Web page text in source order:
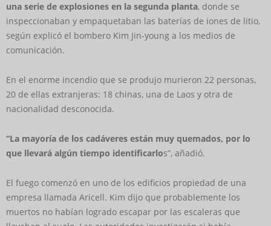
una serie de explosiones en la segunda planta, donde se
inspeccionaban y empaquetaban las baterías de iones de litio,
según explicó el bombero Kim Jin-young a los medios de
comunicación.
En el enorme incendio que se produjo murieron 22 personas,
20 de ellas extranjeras: 18 chinas, una de Laos y otra de
nacionalidad desconocida.
“La mayoría de los cadáveres están muy quemados, por lo
que llevará algún tiempo identificarlos”, añadió.
El fuego comenzó en uno de los edificios propiedad de una
empresa llamada Aricell. Kim dijo que probablemente los
muertos no habían logrado escapar por las escaleras que